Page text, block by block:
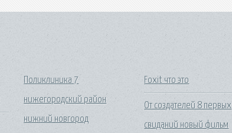
Поликлиника 7
нижегородский район
нижний новгород
Foxit что это
От создателей 8 первых
свиданий новый фильм